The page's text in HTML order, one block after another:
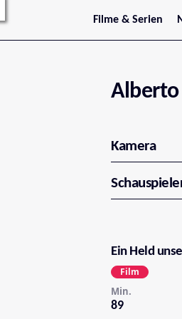
Filme & Serien
Trailer
Serienarchiv
Kamera
Ein Held
89
Min.
Film